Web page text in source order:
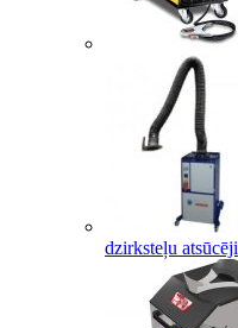
dzirksteļu atsūcēji